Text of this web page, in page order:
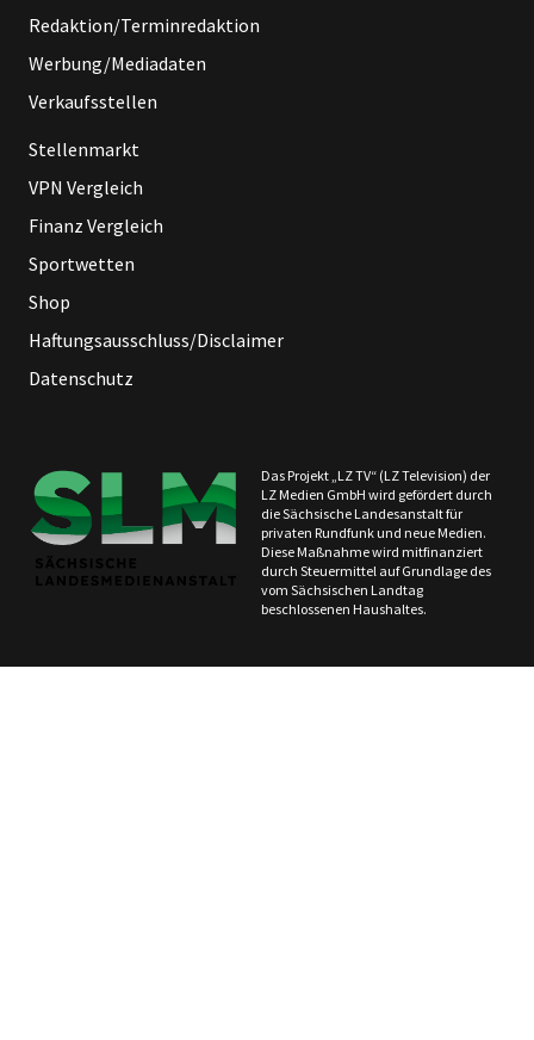
Redaktion/Terminredaktion
Werbung/Mediadaten
Verkaufsstellen
Stellenmarkt
VPN Vergleich
Finanz Vergleich
Sportwetten
Shop
Haftungsausschluss/Disclaimer
Datenschutz
Das Projekt „LZ TV“ (LZ Television) der
LZ Medien GmbH wird gefördert durch
die Sächsische Landesanstalt für
privaten Rundfunk und neue Medien.
Diese Maßnahme wird mitfinanziert
durch Steuermittel auf Grundlage des
vom Sächsischen Landtag
beschlossenen Haushaltes.